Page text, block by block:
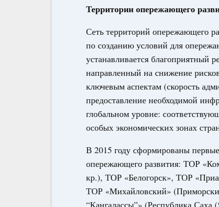
Территории опережающего
Сеть территорий опережающего
по созданию условий для
устанавливается благоприятный
направленный на снижение
ключевым аспектам (скорость
предоставление необходимой
глобальном уровне:
особых экономических зонах
В 2015 году сформированы
опережающего развития: ТОР
кр.), ТОР «Белогорск», ТОР
ТОР «Михайловский»
“Кангалассы”» (Республика